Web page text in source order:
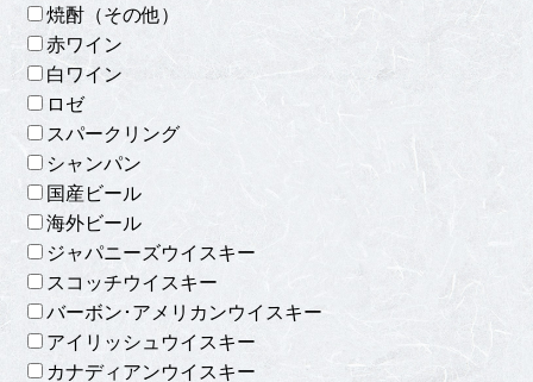
焼酎（その他）
赤ワイン
白ワイン
ロゼ
スパークリング
シャンパン
国産ビール
海外ビール
ジャパニーズウイスキー
スコッチウイスキー
バーボン･アメリカンウイスキー
アイリッシュウイスキー
カナディアンウイスキー